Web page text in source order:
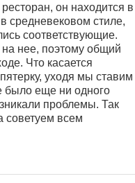
он находится в
средневековом стиле,
соответствующие.
нее, поэтому общий
Что касается
уходя мы ставим
было еще ни одного
проблемы. Так
советуем всем